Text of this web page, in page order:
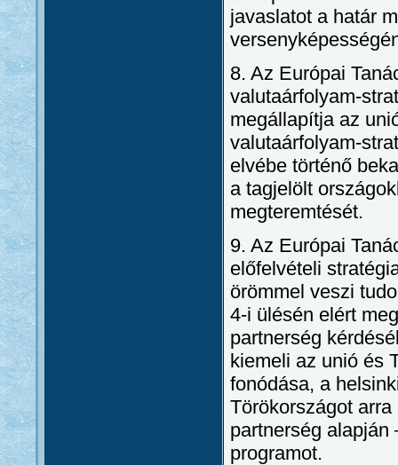
javaslatot a határ
8. Az Európai
valutaárfolyam-
megállapítja az
valutaárfolyam-
elvébe történő
a tagjelölt
megteremtését.
9. Az Európai
előfelvételi
örömmel veszi
4-i ülésén elért
partnerség
kiemeli az unió és
fonódása, a
Törökországot
partnerség
programot.